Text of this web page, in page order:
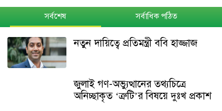
সর্বশেষ সর্বাধিক পঠিত
নতুন দায়িত্বে প্রতিমন্ত্রী ববি হাজ্জাজ
জুলাই গণ-অভ্যুত্থানের তথ্যচিত্রে
অনিচ্ছাকৃত ‘ত্রুটি’র বিষয়ে দুঃখ প্রকাশ